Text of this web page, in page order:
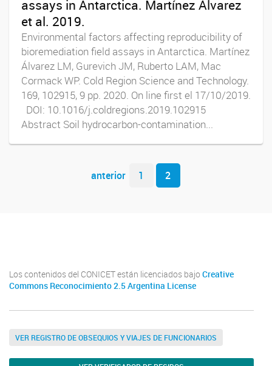
assays in Antarctica. Martínez Álvarez
et al. 2019.
Environmental factors affecting reproducibility of
bioremediation field assays in Antarctica. Martínez
Álvarez LM, Gurevich JM, Ruberto LAM, Mac
Cormack WP. Cold Region Science and Technology.
169, 102915, 9 pp. 2020. On line first el 17/10/2019.
DOI: 10.1016/j.coldregions.2019.102915
Abstract Soil hydrocarbon-contamination...
Navegador de artículos
anterior 1 2
Los contenidos del CONICET están licenciados bajo Creative
Commons Reconocimiento 2.5 Argentina License
VER REGISTRO DE OBSEQUIOS Y VIAJES DE FUNCIONARIOS